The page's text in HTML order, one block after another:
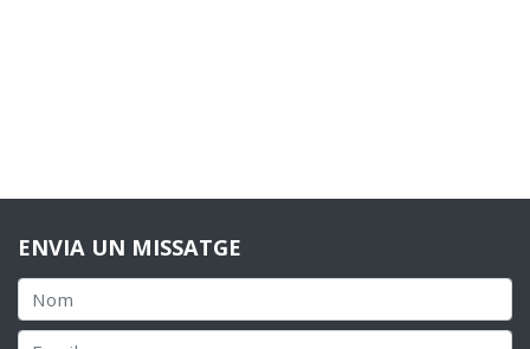
ENVIA UN MISSATGE